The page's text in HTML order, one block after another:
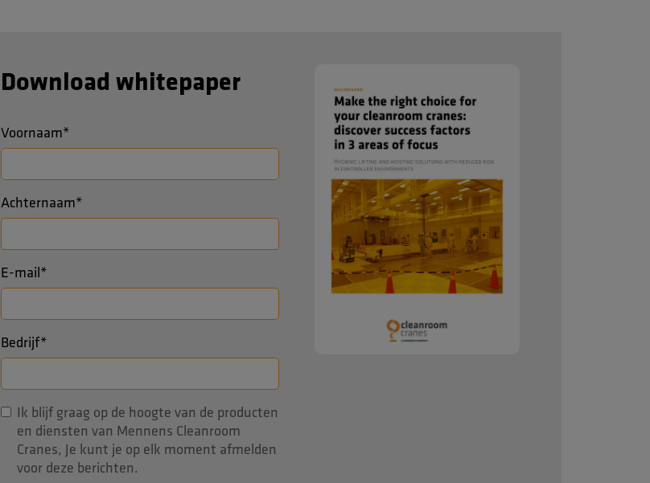
Download whitepaper
Voornaam*
Achternaam*
E-mail*
Bedrijf*
Ik blijf graag op de hoogte van de producten
en diensten van Mennens Cleanroom
Cranes, Je kunt je op elk moment afmelden
voor deze berichten.